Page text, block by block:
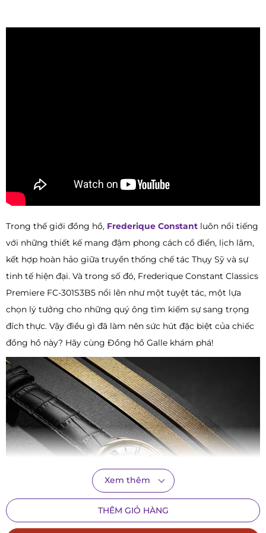
Trong thế giới đồng hồ, Frederique Constant luôn nổi tiếng
với những thiết kế mang đậm phong cách cổ điển, lịch lãm,
kết hợp hoàn hảo giữa truyền thống chế tác Thụy Sỹ và sự
tinh tế hiện đại. Và trong số đó, Frederique Constant Classics
Premiere FC-301S3B5 nổi lên như một tuyệt tác, một lựa
chọn lý tưởng cho những quý ông tìm kiếm sự sang trọng
đích thực. Vậy điều gì đã làm nên sức hút đặc biệt của chiếc
đồng hồ này? Hãy cùng Đồng hồ Galle khám phá!
Xem thêm
THÊM GIỎ HÀNG